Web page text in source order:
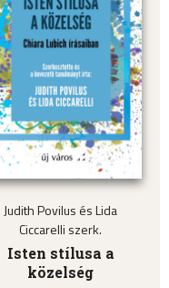
Judith Povilus és Lida
Ciccarelli szerk.
Isten stílusa a
közelség